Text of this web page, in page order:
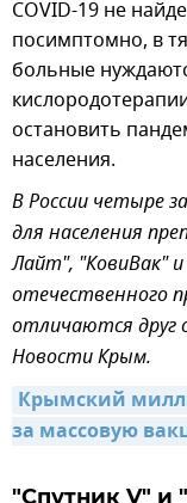
COVID-19 не
посимптомно, в
больные
остановить
населения.
В России четыре
для населения
Лайт", "КовиВак"
отечественного
отличаются друг
Новости Крым.
Крымский
за массовую
"Спутник V" и